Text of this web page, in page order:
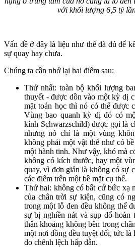
với khối lượng 6,5 tỷ
Vấn đề ở đây là liệu như thế đã đủ để
sự quay hay chưa.
Chúng ta cần nhớ lại hai điểm sau:
Thứ nhất: toàn bộ khối lượng
thuyết - được dồn vào một kỳ dị
mặt toán học thì nó có thể được
Vùng bao quanh kỳ dị đó có
kính Schwarzschild) được gọi là
nhưng nó chỉ là một vùng
không phải một vật thể như có
một hành tinh. Như vậy, khó mà
không có kích thước, hay một
quay, vì đơn giản là không có sự
các điểm trên một bề mặt cụ thể.
Thứ hai: không có bất cứ bức xạ
của chân trời sự kiện, cũng có
trong một lỗ đen đều không thể
sự bị nghiền nát và sụp đổ hoàn
thân khoảng không bên trong
một nơi đồng đều tuyệt đối, tức là
do chênh lệch hấp dẫn.